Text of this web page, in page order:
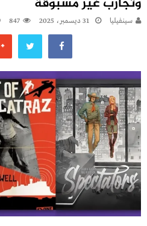
سينفيليا 31 ديسمبر، 2025 847